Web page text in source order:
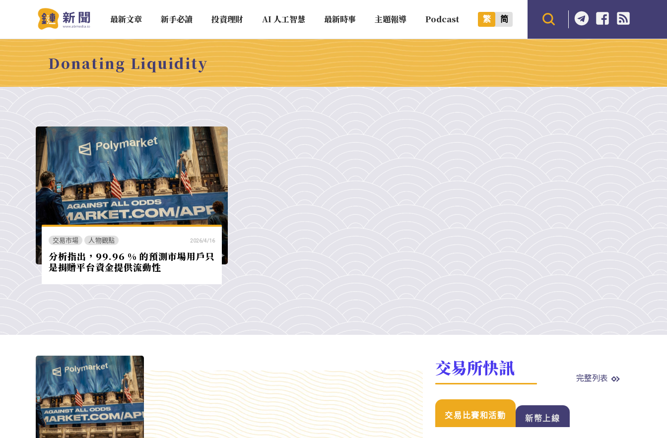
最新文章 新手必讀 投資理財 AI 人工智慧 最新時事 主題報導 Podcast 繁 简
Donating Liquidity
交易市場 人物觀點 2026/4/16
分析指出，99.96 % 的預測市場用戶只
是捐贈平台資金提供流動性
交易所快訊 完整列表
交易比賽和活動 新幣上線